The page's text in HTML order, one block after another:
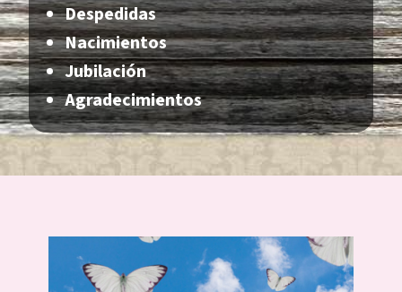
Despedidas
Nacimientos
Jubilación
Agradecimientos